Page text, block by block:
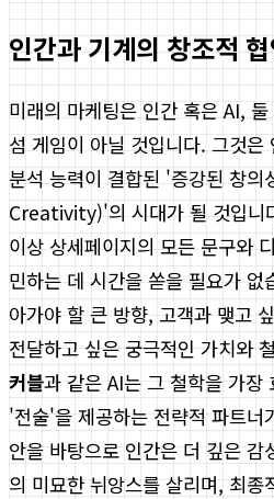
인간과 기계의 창조적
미래의 마케팅은 인간 혹은 AI,
섬 게임이 아닐 것입니다. 그것은
분석 능력이 결합된 '증강된 창
Creativity)'의 시대가 될 것입니
이상 상세페이지의 모든 문구와
민하는 데 시간을 쏟을 필요가
아가야 할 큰 방향, 고객과 맺고
전달하고 싶은 궁극적인 가치와
커블과 같은 AI는 그 철학을 가장
'전술'을 제공하는 전략적 파트너
안을 바탕으로 인간은 더 깊은
의 미묘한 뉘앙스를 살리며, 최종